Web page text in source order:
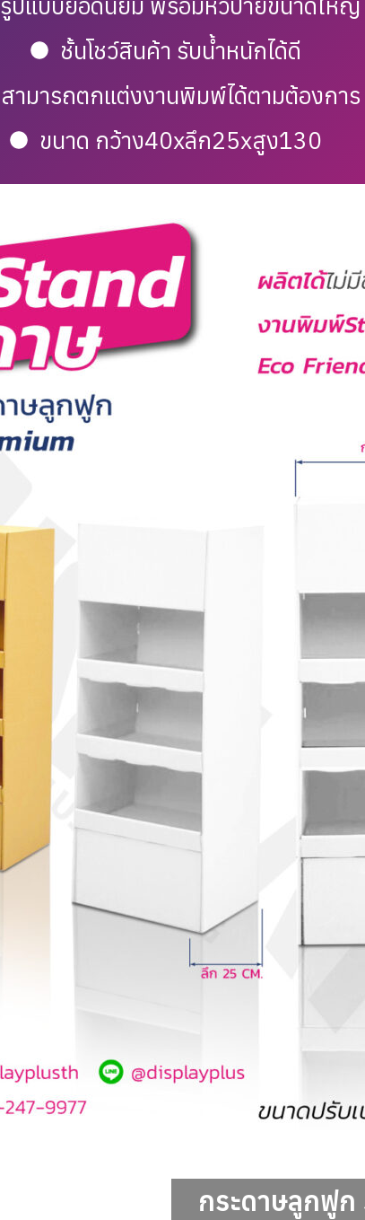
ชั้นโชว์สินค้า รับน้ำหนักได้ดี
สามารถตกแต่งงานพิมพ์ได้ตามต้องการ
ขนาด กว้าง40xลึก25xสูง130
กระดาษลูกฟูก
ชื่อผู้ใช้หรือที่อยู่อีเมล